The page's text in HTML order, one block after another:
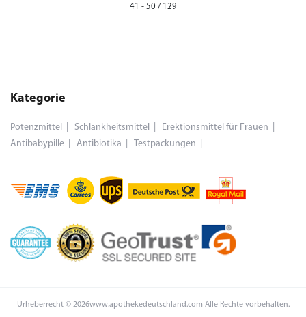
41 - 50 / 129
Kategorie
Potenzmittel Schlankheitsmittel
Erektionsmittel für Frauen
Antibabypille
Antibiotika Testpackungen
Urheberrecht © 2026www.apothekedeutschland.com Alle Rechte vorbehalten.